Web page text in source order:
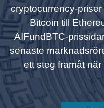
cryptocurrency-
Bitcoin till
AIFundBTC-
senaste
ett steg framåt